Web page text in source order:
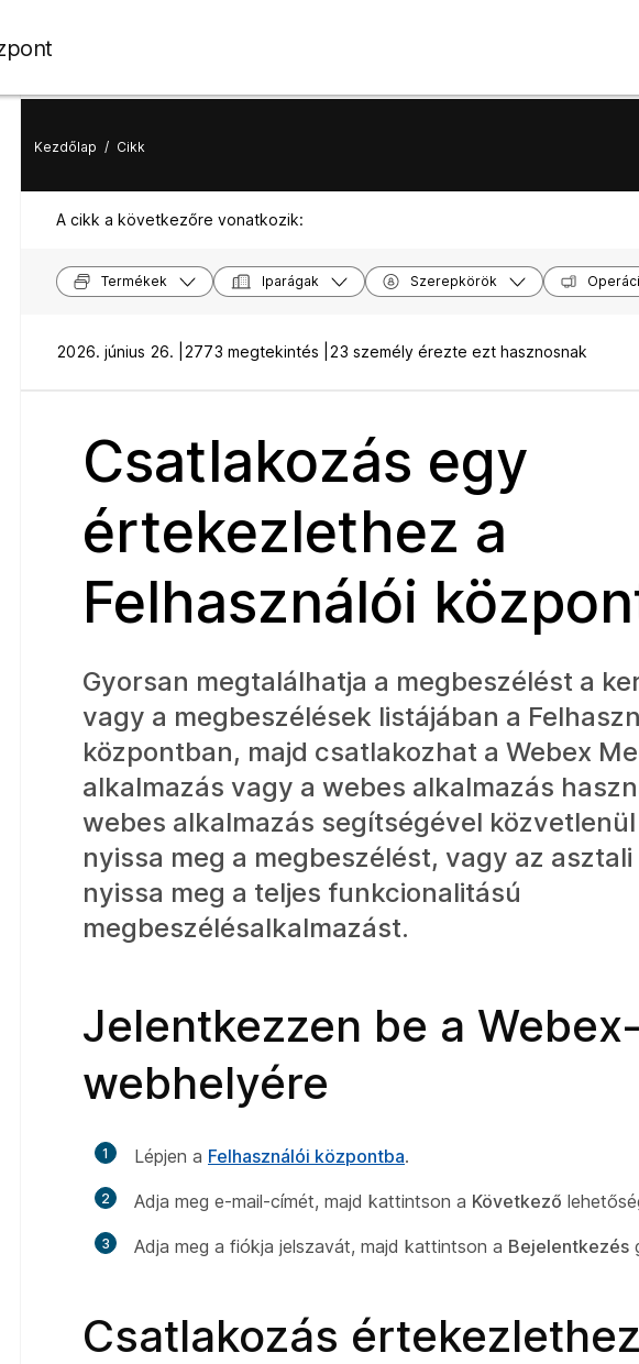
Kezdőlap / Cikk
A cikk a következőre vonatkozik:
Termékek Iparágak Szerepkörök
2026. június 26. | 2773 megtekintés | 23 személy érezte ezt hasznosnak
Csatlakozás egy
értekezlethez a
Felhasználói
Gyorsan megtalálhatja a megbeszélést a
vagy a megbeszélések listájában a
központban, majd csatlakozhat a Webex
alkalmazás vagy a webes alkalmazás
webes alkalmazás segítségével
nyissa meg a megbeszélést, vagy az
nyissa meg a teljes funkcionalitású
megbeszélésalkalmazást.
Jelentkezzen be a Webex-
webhelyére
1 Lépjen a Felhasználói központba.
2 Adja meg e-mail-címét, majd kattintson a Következő
3 Adja meg a fiókja jelszavát, majd kattintson a Bejelentkezés
Csatlakozás